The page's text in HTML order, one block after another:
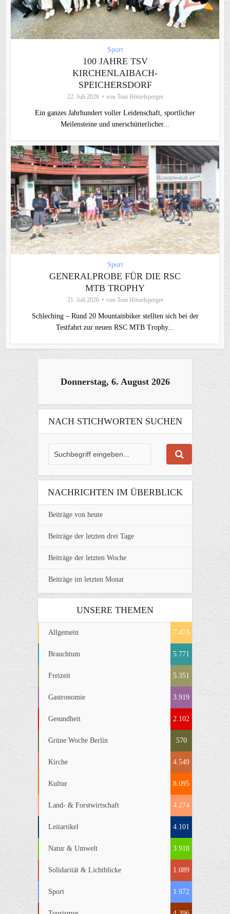
Sport
100 JAHRE TSV
KIRCHENLAIBACH-
SPEICHERSDORF
22. Juli 2026 von Toni Hötzelsperger
Ein ganzes Jahrhundert voller Leidenschaft, sportlicher
Meilensteine und unerschütterlicher...
Sport
GENERALPROBE FÜR DIE RSC
MTB TROPHY
21. Juli 2026 von Toni Hötzelsperger
Schleching – Rund 20 Mountainbiker stellten sich bei der
Testfahrt zur neuen RSC MTB Trophy...
Donnerstag, 6. August 2026
NACH STICHWORTEN SUCHEN
NACHRICHTEN IM ÜBERBLICK
Beiträge von heute
Beiträge der letzten drei Tage
Beiträge der letzten Woche
Beiträge im letzten Monat
UNSERE THEMEN
Allgemein 7.473
Brauchtum 5.771
Freizeit 5.351
Gastronomie 3.919
Gesundheit 2.102
Grüne Woche Berlin 570
Kirche 4.549
Kultur 8.095
Land- & Forstwirtschaft 4.274
Leitartikel 4.101
Natur & Umwelt 3.918
Solidarität & Lichtblicke 1.089
Sport 1.972